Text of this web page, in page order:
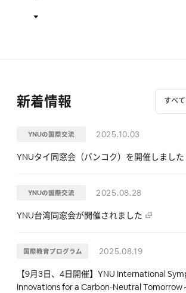
新着情報 すべて
YNUの国際交流 2025.10.03
YNUタイ同窓会（バンコク）を開催しました
YNUの国際交流 2025.08.28
YNU台湾同窓会が開催されました
国際教育プログラム 2025.08.19
【9月3日、4日開催】YNU International
Innovations for a Carbon-Neutral Tomorrow